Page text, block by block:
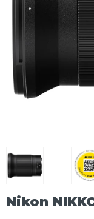
Nikon